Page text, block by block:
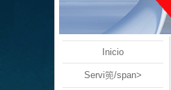
Inicio
Servi篼/span>